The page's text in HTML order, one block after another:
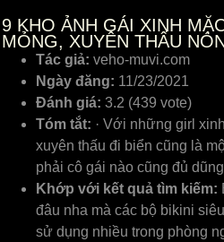
9 KHO ẢNH GÁI XINH
MỎNG, XUYÊN THẤU
Tác giả: veho-muvi.com
Ngày đăng: 11/23/2021
Đánh giá: 3.2 (439 vote)
Tóm tắt: · Với những girl
xuyên thấu đi biển cũng là
phải cô gái nào cũng đủ
Khớp với kết quả tìm kiếm:
đâu nha mà các bộ bikini
sử dụng nhiều trong phòng